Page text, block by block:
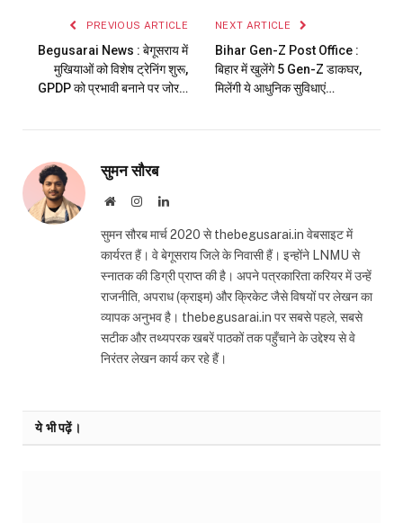
PREVIOUS ARTICLE
Begusarai News : बेगूसराय में
मुखियाओं को विशेष ट्रेनिंग शुरू,
GPDP को प्रभावी बनाने पर जोर…
NEXT ARTICLE
Bihar Gen-Z Post Office :
बिहार में खुलेंगे 5 Gen-Z डाकघर,
मिलेंगी ये आधुनिक सुविधाएं…
सुमन सौरब
WebsiteInstagramLinkedIn
सुमन सौरब मार्च 2020 से thebegusarai.in वेबसाइट में
कार्यरत हैं। वे बेगूसराय जिले के निवासी हैं। इन्होंने LNMU से
स्नातक की डिग्री प्राप्त की है। अपने पत्रकारिता करियर में उन्हें
राजनीति, अपराध (क्राइम) और क्रिकेट जैसे विषयों पर लेखन का
व्यापक अनुभव है। thebegusarai.in पर सबसे पहले, सबसे
सटीक और तथ्यपरक खबरें पाठकों तक पहुँचाने के उद्देश्य से वे
निरंतर लेखन कार्य कर रहे हैं।
ये भी पढ़ें।